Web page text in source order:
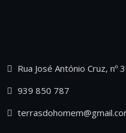
Rua José António Cruz, nº
939 850 787